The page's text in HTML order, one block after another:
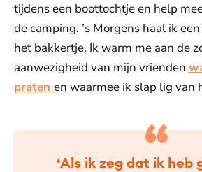
tijdens een boottochtje en help
de camping. ’s Morgens haal ik
het bakkertje. Ik warm me aan de
aanwezigheid van mijn vrienden
praten en waarmee ik slap lig van
‘Als ik zeg dat ik heb